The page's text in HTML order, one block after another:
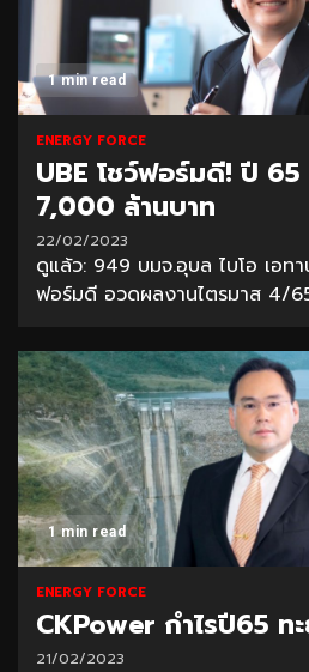
1 min read
ENERGY FORCE
UBE โชว์ฟอร์มดี! ปี 65
7,000 ล้านบาท
22/02/2023
ดูแล้ว: 949 บมจ.อุบล ไบโอ เอท
ฟอร์มดี อวดผลงานไตรมาส 4/
1 min read
ENERGY FORCE
CKPower กำไรปี65 ท
21/02/2023